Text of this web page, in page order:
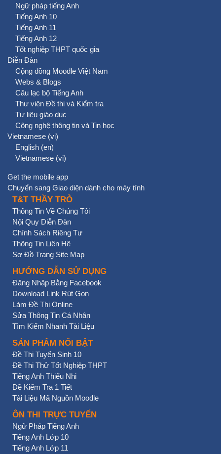
Ngữ pháp tiếng Anh
Tiếng Anh 10
Tiếng Anh 11
Tiếng Anh 12
Tốt nghiệp THPT quốc gia
Diễn Đàn
Cộng đồng Moodle Việt Nam
Webs & Blogs
Câu lạc bộ Tiếng Anh
Thư viện Đề thi và Kiểm tra
Tư liệu giáo dục
Công nghệ thông tin và Tin học
Vietnamese ‎(vi)‎
English ‎(en)‎
Vietnamese ‎(vi)‎
Get the mobile app
Chuyển sang Giao diện dành cho máy tính
T&T THẦY TRÒ
Thông Tin Về Chúng Tôi
Nội Quy Diễn Đàn
Chính Sách Riêng Tư
Thông Tin Liên Hệ
Sơ Đồ Trang Site Map
HƯỚNG DẪN SỬ DỤNG
Đăng Nhập Bằng Facebook
Download Link Rút Gọn
Làm Đề Thi Online
Sửa Thông Tin Cá Nhân
Tìm Kiếm Nhanh Tài Liệu
SẢN PHẨM NỔI BẬT
Đề Thi Tuyển Sinh 10
Đề Thi Thử Tốt Nghiệp THPT
Tiếng Anh Thiếu Nhi
Đề Kiểm Tra 1 Tiết
Tài Liệu Mã Nguồn Moodle
ÔN THI TRỰC TUYẾN
Ngữ Pháp Tiếng Anh
Tiếng Anh Lớp 10
Tiếng Anh Lớp 11